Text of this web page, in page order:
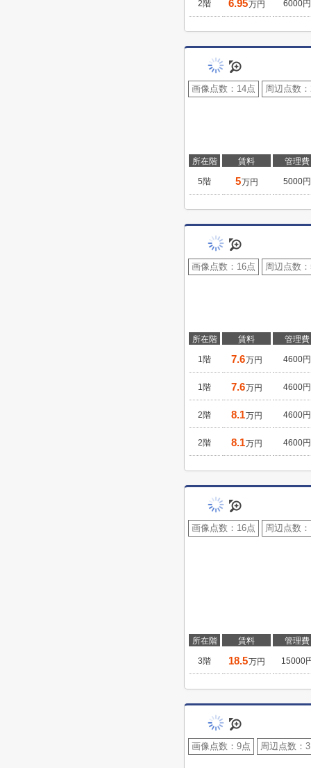
2階 6.95万円 6000円
画像点数： 14点 周辺点数：
所在階 賃料 管理費
5階 5万円 5000円
画像点数： 16点 周辺点数：
所在階 賃料 管理費
1階 7.6万円 4600円
1階 7.6万円 4600円
2階 8.1万円 4600円
2階 8.1万円 4600円
画像点数： 16点 周辺点数：
所在階 賃料 管理費
3階 18.5万円 15000
画像点数： 9点 周辺点数：